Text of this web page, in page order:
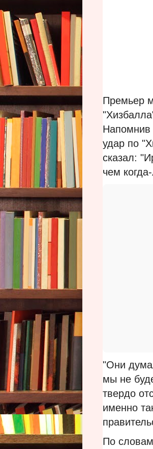
Премьер
Напомнив
удар по
сказал:
чем
"Они
мы не
твердо
именно
По